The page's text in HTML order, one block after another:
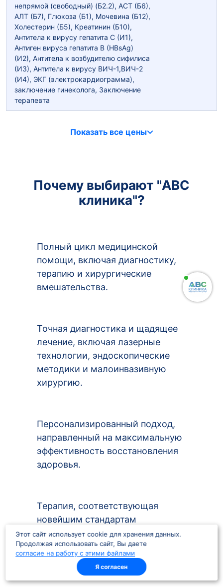
непрямой (свободный) (Б2.2), АСТ (Б6),
АЛТ (Б7), Глюкоза (Б1), Мочевина (Б12),
Холестерин (Б5), Креатинин (Б10),
Антитела к вирусу гепатита С (И1),
Антиген вируса гепатита В (HBsAg)
(И2), Антитела к возбудителю сифилиса
(И3), Антитела к вирусу ВИЧ-1,ВИЧ-2
(И4), ЭКГ (электрокардиограмма),
заключение гинеколога, Заключение
терапевта
Показать все цены
Почему выбирают "ABC
клиника"?
Полный цикл медицинской
помощи, включая диагностику,
терапию и хирургические
вмешательства.
Точная диагностика и щадящее
лечение, включая лазерные
технологии, эндоскопические
методики и малоинвазивную
хирургию.
Персонализированный подход,
направленный на максимальную
эффективность восстановления
здоровья.
Терапия, соответствующая
новейшим стандартам
современной медицины и
международным протоколам.
Этот сайт использует cookie для хранения данных.
Продолжая использовать сайт, Вы даете
согласие на работу с этими файлами
Я согласен